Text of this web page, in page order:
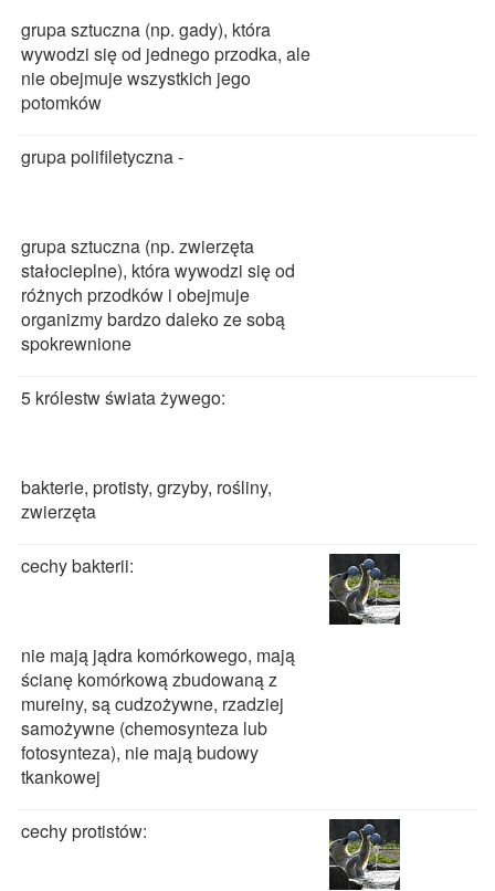
grupa sztuczna (np. gady), która
wywodzi się od jednego przodka, ale
nie obejmuje wszystkich jego
potomków
grupa polifiletyczna -
grupa sztuczna (np. zwierzęta
stałocieplne), która wywodzi się od
różnych przodków i obejmuje
organizmy bardzo daleko ze sobą
spokrewnione
5 królestw świata żywego:
bakterie, protisty, grzyby, rośliny,
zwierzęta
cechy bakterii:
nie mają jądra komórkowego, mają
ścianę komórkową zbudowaną z
mureiny, są cudzożywne, rzadziej
samożywne (chemosynteza lub
fotosynteza), nie mają budowy
tkankowej
cechy protistów: